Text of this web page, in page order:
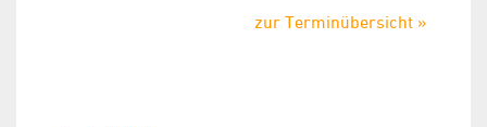
zur Terminübersicht »